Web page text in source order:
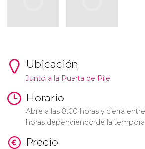
Ubicación
Junto a la Puerta de Pile.
Horario
Abre a las 8:00 horas y cierra entre
horas dependiendo de la
Precio